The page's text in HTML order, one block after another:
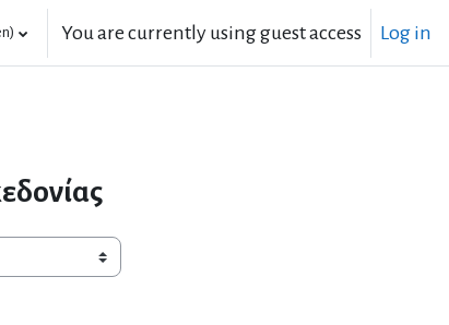
You are currently using guest access Log in